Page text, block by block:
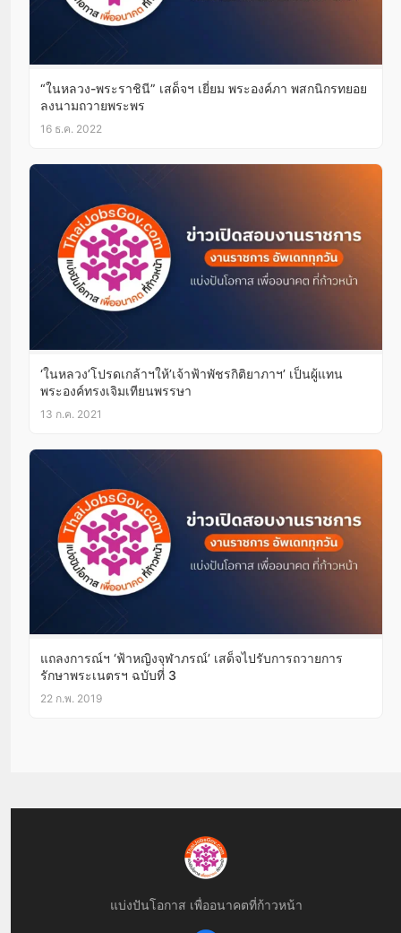
“ในหลวง-พระราชินี” เสด็จฯ เยี่ยม พระองค์ภา พสกนิกรทยอย
ลงนามถวายพระพร
16 ธ.ค. 2022
‘ในหลวง’โปรดเกล้าฯให้’เจ้าฟ้าพัชรกิติยาภาฯ’ เป็นผู้แทน
พระองค์ทรงเจิมเทียนพรรษา
13 ก.ค. 2021
แถลงการณ์ฯ ‘ฟ้าหญิงจุฬาภรณ์’ เสด็จไปรับการถวายการ
รักษาพระเนตรฯ ฉบับที่ 3
22 ก.พ. 2019
แบ่งปันโอกาส เพื่ออนาคตที่ก้าวหน้า